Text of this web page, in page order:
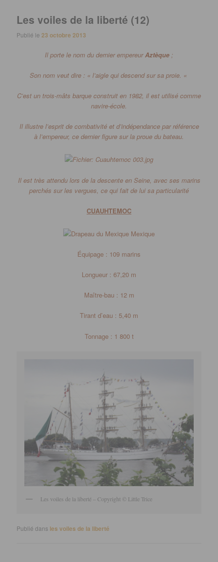
Les voiles de la liberté (12)
Publié le23 octobre 2013
Il porte le nom du dernier empereurAztèque ;
Son nom veut dire : « l’aigle qui descend sur sa proie. «
C’est un trois-mâts barque construit en 1982, il est utilisé comme
navire-école.
Il illustre l’esprit de combativité et d’indépendance par référence
à l’empereur, ce dernier figure sur la proue du bateau.
Il est très attendu lors de la descente en Seine, avec ses marins
perchés sur les vergues, ce qui fait de lui sa particularité
CUAUHTEMOC
Mexique
Équipage : 109 marins
Longueur : 67,20 m
Maître-bau : 12 m
Tirant d’eau : 5,40 m
Tonnage : 1 800 t
Les voiles de la liberté – Copyright © Little Trice
Publié dans les voiles de la liberté